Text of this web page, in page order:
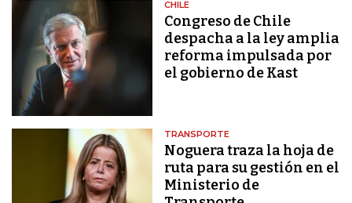
CHILE
Congreso de Chile
despacha a la ley amplia
reforma impulsada por
el gobierno de Kast
TRANSPORTE
Noguera traza la hoja de
ruta para su gestión en el
Ministerio de